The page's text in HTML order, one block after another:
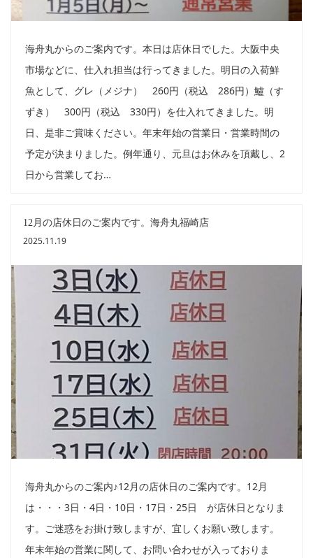
海舟丸からのご案内です。本日は店休日でした。大阪中央
市場などに、仕入れ担当は行ってきました。明日の入荷鮮
魚として、グレ（メジナ） 260円（税込 286円）鱸（す
ずき） 300円（税込 330円）を仕入れてきました。明
日、是非ご賞味ください。年末年始の営業日・営業時間の
予定が決まりました。例年通り、元旦はお休みを頂戴し、2
日から営業してお…
12月の店休日のご案内です。海舟丸福崎店
2025.11.19
海舟丸からのご案内♪12月の店休日のご案内です。12月
は・・・3日・4日・10日・17日・25日 が店休日となりま
す。ご迷惑をお掛け致しますが、宜しくお願い致します。
年末年始の営業に関して、お問い合わせが入っておりま